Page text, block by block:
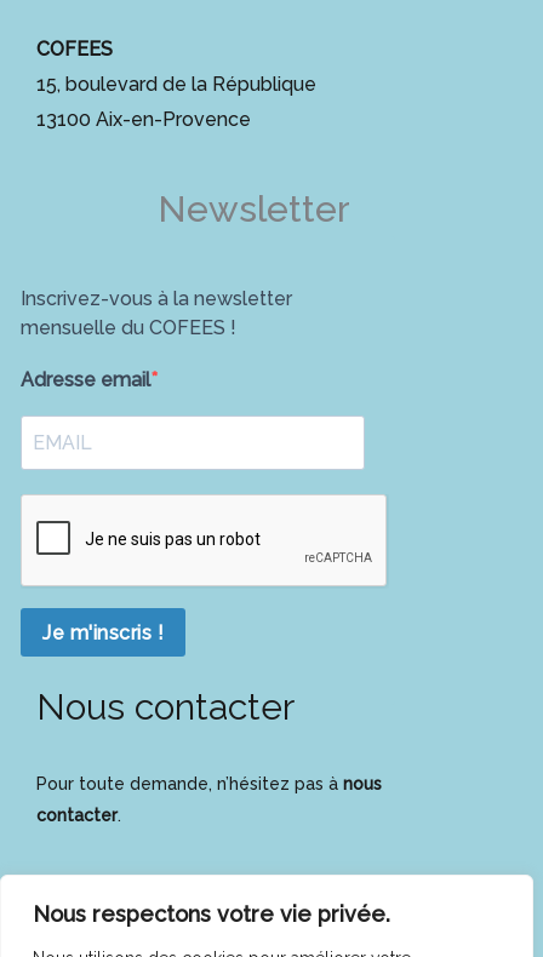
Nous respectons votre vie privée.
COFEES
15, boulevard de la République
13100 Aix-en-Provence
Newsletter
Inscrivez-vous à la newsletter
mensuelle du COFEES !
Adresse email
Je m'inscris !
Nous contacter
Pour toute demande, n’hésitez pas à nous
contacter.